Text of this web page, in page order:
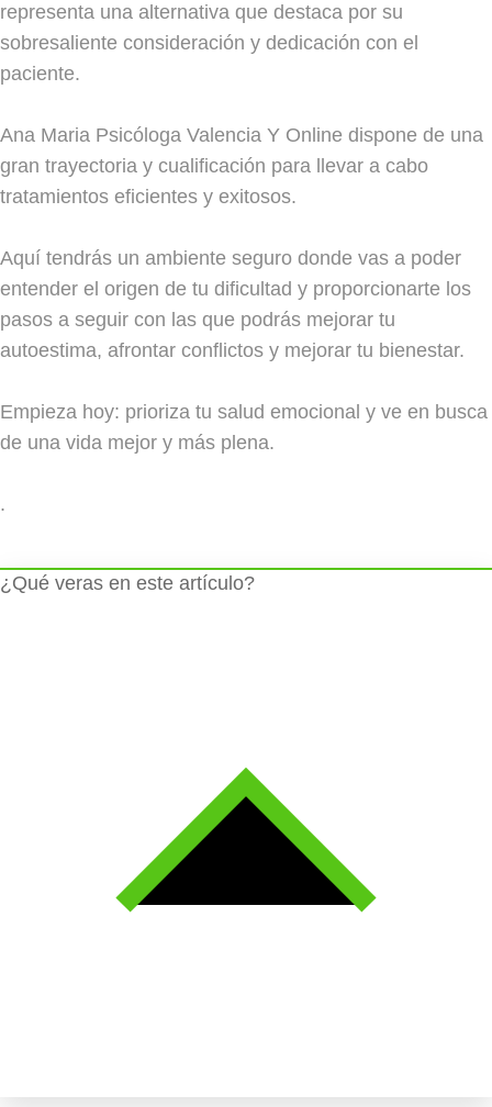
representa una alternativa que destaca por su
sobresaliente consideración y dedicación con el
paciente.
Ana Maria Psicóloga Valencia Y Online dispone de una
gran trayectoria y cualificación para llevar a cabo
tratamientos eficientes y exitosos.
Aquí tendrás un ambiente seguro donde vas a poder
entender el origen de tu dificultad y proporcionarte los
pasos a seguir con las que podrás mejorar tu
autoestima, afrontar conflictos y mejorar tu bienestar.
Empieza hoy: prioriza tu salud emocional y ve en busca
de una vida mejor y más plena.
.
¿Qué veras en este artículo?